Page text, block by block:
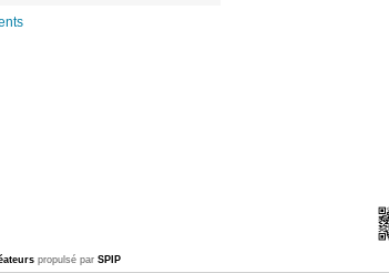
propulsé par SPIP